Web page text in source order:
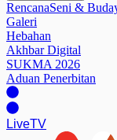
RencanaSeni &
Galeri
Hebahan
Akhbar Digital
SUKMA 2026
Aduan Penerbitan
LiveTV